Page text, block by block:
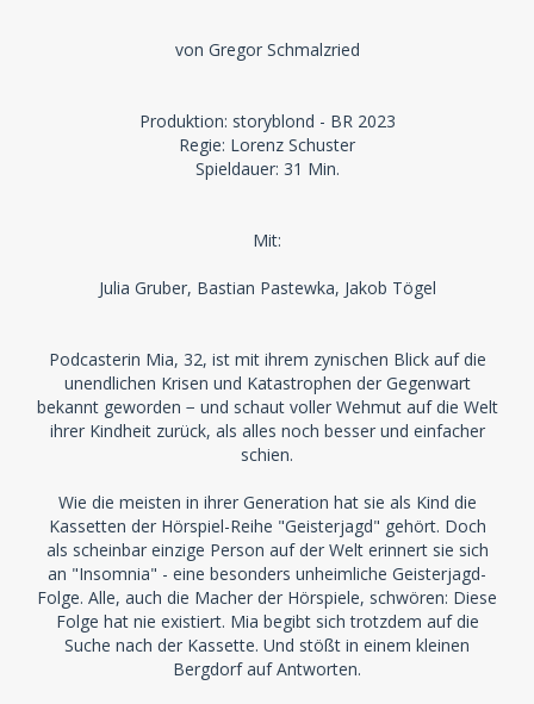
von Gregor Schmalzried
Produktion: storyblond - BR 2023
Regie: Lorenz Schuster
Spieldauer: 31 Min.
Mit:
Julia Gruber, Bastian Pastewka, Jakob Tögel
Podcasterin Mia, 32, ist mit ihrem zynischen Blick auf die
unendlichen Krisen und Katastrophen der Gegenwart
bekannt geworden − und schaut voller Wehmut auf die Welt
ihrer Kindheit zurück, als alles noch besser und einfacher
schien.
Wie die meisten in ihrer Generation hat sie als Kind die
Kassetten der Hörspiel-Reihe "Geisterjagd" gehört. Doch
als scheinbar einzige Person auf der Welt erinnert sie sich
an "Insomnia" - eine besonders unheimliche Geisterjagd-
Folge. Alle, auch die Macher der Hörspiele, schwören: Diese
Folge hat nie existiert. Mia begibt sich trotzdem auf die
Suche nach der Kassette. Und stößt in einem kleinen
Bergdorf auf Antworten.